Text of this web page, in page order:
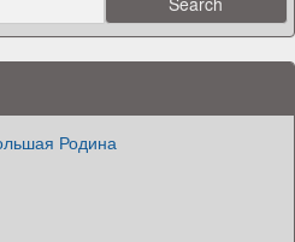
Родина